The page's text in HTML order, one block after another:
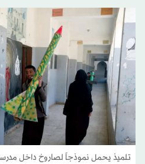
تلميذ يحمل نموذجاً لصاروخ داخل